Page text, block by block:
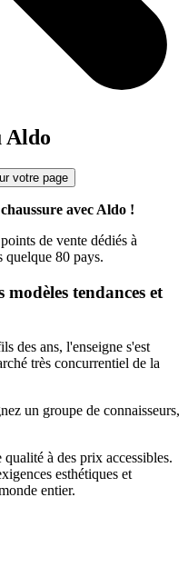
Aldo
votre page
avec Aldo !
de vente dédiés à
quelque 80 pays.
modèles tendances et
des ans, l'enseigne s'est
très concurrentiel de la
un groupe de connaisseurs,
à des prix accessibles.
esthétiques et
entier.